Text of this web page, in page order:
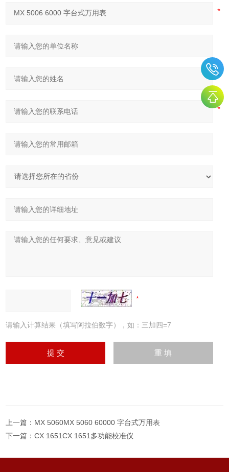
请输入计算结果（填写阿拉伯数字），如：三加四=7
上一篇： MX 5060MX 5060 60000 字台式万用表
下一篇：CX 1651CX 1651多功能校准仪